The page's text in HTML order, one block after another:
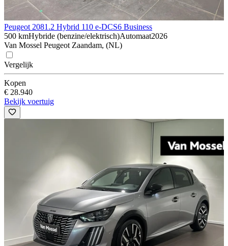
Peugeot 2081.2 Hybrid 110 e-DCS6 Business
500 kmHybride (benzine/elektrisch)Automaat2026
Van Mossel Peugeot Zaandam, (NL)
Vergelijk
Kopen
€ 28.940
Bekijk voertuig